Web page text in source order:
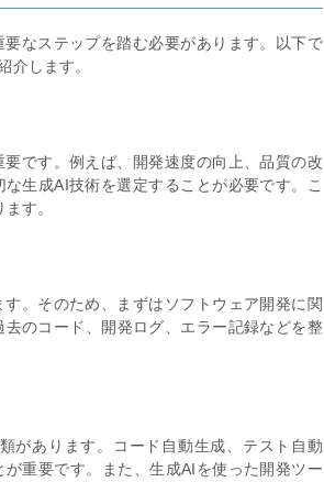
なステップを踏む必要があります。以下で
介します。
です。例えば、開発速度の向上、品質の改
生成AI技術を選定することが必要です。こ
す。
。そのため、まずはソフトウェア開発に関
のコード、開発ログ、エラー記録などを整
があります。コード自動生成、テスト自動
重要です。また、生成AIを使った開発ツー